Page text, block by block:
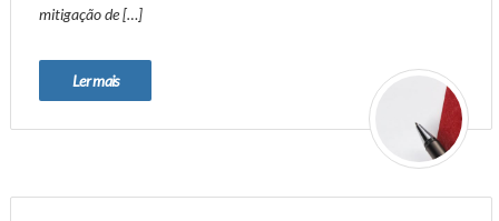
mitigação de […]
Ler mais